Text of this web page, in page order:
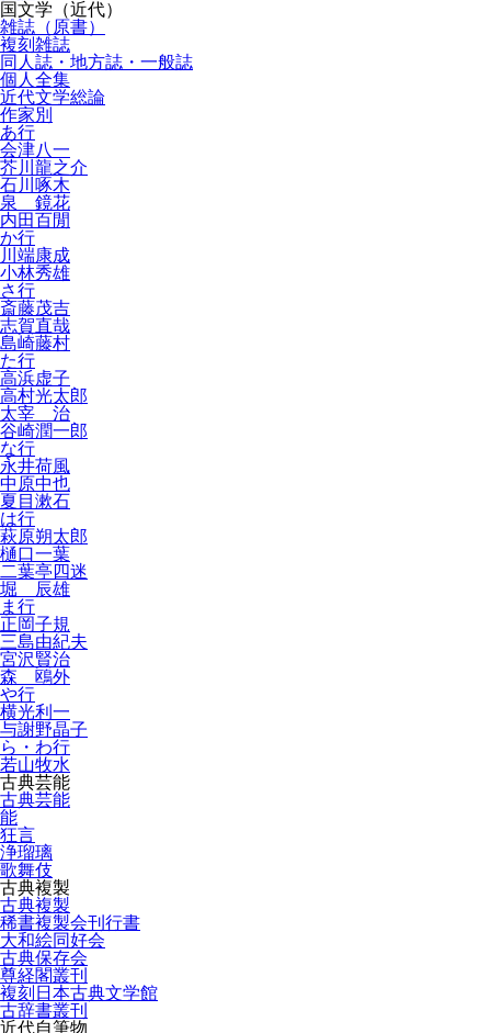
国文学（近代）
雑誌（原書）
複刻雑誌
同人誌・地方誌・一般誌
個人全集
近代文学総論
作家別
あ行
会津八一
芥川龍之介
石川啄木
泉 鏡花
内田百閒
か行
川端康成
小林秀雄
さ行
斎藤茂吉
志賀直哉
島崎藤村
た行
高浜虚子
高村光太郎
太宰 治
谷崎潤一郎
な行
永井荷風
中原中也
夏目漱石
は行
萩原朔太郎
樋口一葉
二葉亭四迷
堀 辰雄
ま行
正岡子規
三島由紀夫
宮沢賢治
森 鴎外
や行
横光利一
与謝野晶子
ら・わ行
若山牧水
古典芸能
古典芸能
能
狂言
浄瑠璃
歌舞伎
古典複製
古典複製
稀書複製会刊行書
大和絵同好会
古典保存会
尊経閣叢刊
複刻日本古典文学館
古辞書叢刊
近代自筆物